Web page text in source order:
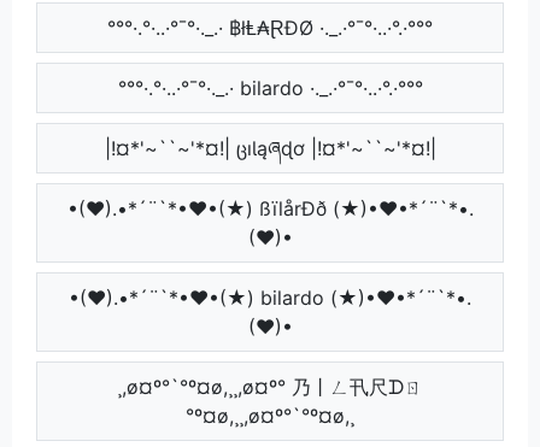
°°°·.°·..·°¯°·._.· ฿łⱠ₳ⱤĐØ ·._.·°¯°·..·°.·°°°
°°°·.°·..·°¯°·._.· bilardo ·._.·°¯°·..·°.·°°°
|!¤*'~``~'*¤!| ცıƖąཞɖơ |!¤*'~``~'*¤!|
•(♥).•*´¨`*•♥•(★) ßïlårÐð (★)•♥•*´¨`*•.
(♥)•
•(♥).•*´¨`*•♥•(★) bilardo (★)•♥•*´¨`*•.
(♥)•
¸,ø¤º°`°º¤ø,¸¸,ø¤º° 乃丨ㄥ卂尺ᗪㄖ
°º¤ø,¸¸,ø¤º°`°º¤ø,¸